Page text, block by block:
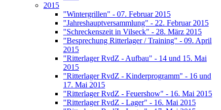
2015
"Wintergrillen" - 07. Februar 2015
"Jahreshauptversammlung" - 22. Februar 2015
"Schreckenszeit in Vilseck" - 28. März 2015
"Besprechung Ritterlager / Training" - 09. April
2015
"Ritterlager RvdZ - Aufbau" - 14 und 15. Mai
2015
"Ritterlager RvdZ - Kinderprogramm" - 16 und
17. Mai 2015
"Ritterlager RvdZ - Feuershow" - 16. Mai 2015
"Ritterlager RvdZ - Lager" - 16. Mai 2015